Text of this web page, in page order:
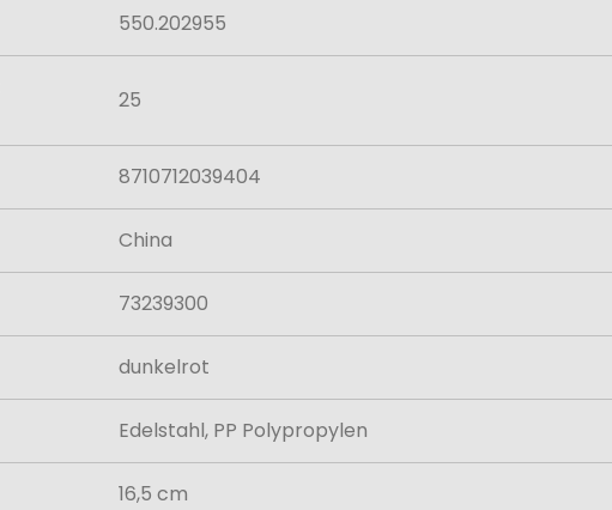
550.202955
25
8710712039404
China
73239300
dunkelrot
Edelstahl, PP Polypropylen
16,5 cm